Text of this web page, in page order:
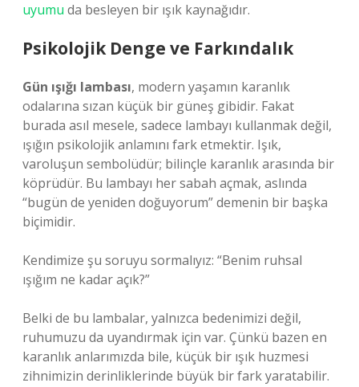
uyumu da besleyen bir ışık kaynağıdır.
Psikolojik Denge ve Farkındalık
Gün ışığı lambası, modern yaşamın karanlık
odalarına sızan küçük bir güneş gibidir. Fakat
burada asıl mesele, sadece lambayı kullanmak değil,
ışığın psikolojik anlamını fark etmektir. Işık,
varoluşun sembolüdür; bilinçle karanlık arasında bir
köprüdür. Bu lambayı her sabah açmak, aslında
“bugün de yeniden doğuyorum” demenin bir başka
biçimidir.
Kendimize şu soruyu sormalıyız: “Benim ruhsal
ışığım ne kadar açık?”
Belki de bu lambalar, yalnızca bedenimizi değil,
ruhumuzu da uyandırmak için var. Çünkü bazen en
karanlık anlarımızda bile, küçük bir ışık huzmesi
zihnimizin derinliklerinde büyük bir fark yaratabilir.